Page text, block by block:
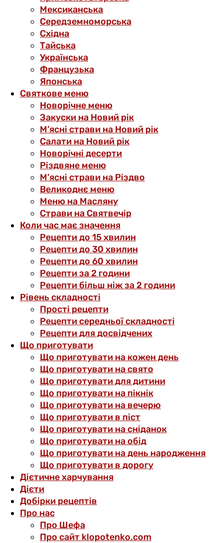
Мексиканська
Середземноморська
Східна
Тайська
Українська
Французька
Японська
Святкове меню
Новорічне меню
Закуски на Новий рік
М’ясні страви на Новий рік
Салати на Новий рік
Новорічні десерти
Різдвяне меню
М’ясні страви на Різдво
Великоднє меню
Меню на Масляну
Страви на Святвечір
Коли час має значення
Рецепти до 15 хвилин
Рецепти до 30 хвилин
Рецепти до 60 хвилин
Рецепти за 2 години
Рецепти більш ніж за 2 години
Рівень складності
Прості рецепти
Рецепти середньої складності
Рецепти для досвідчених
Що приготувати
Що приготувати на кожен день
Що приготувати на свято
Що приготувати для дитини
Що приготувати на пікнік
Що приготувати на вечерю
Що приготувати в піст
Що приготувати на сніданок
Що приготувати на обід
Що приготувати на день народження
Що приготувати в дорогу
Дієтичне харчування
Дієти
Добірки рецептів
Про нас
Про Шефа
Про сайт klopotenko.com